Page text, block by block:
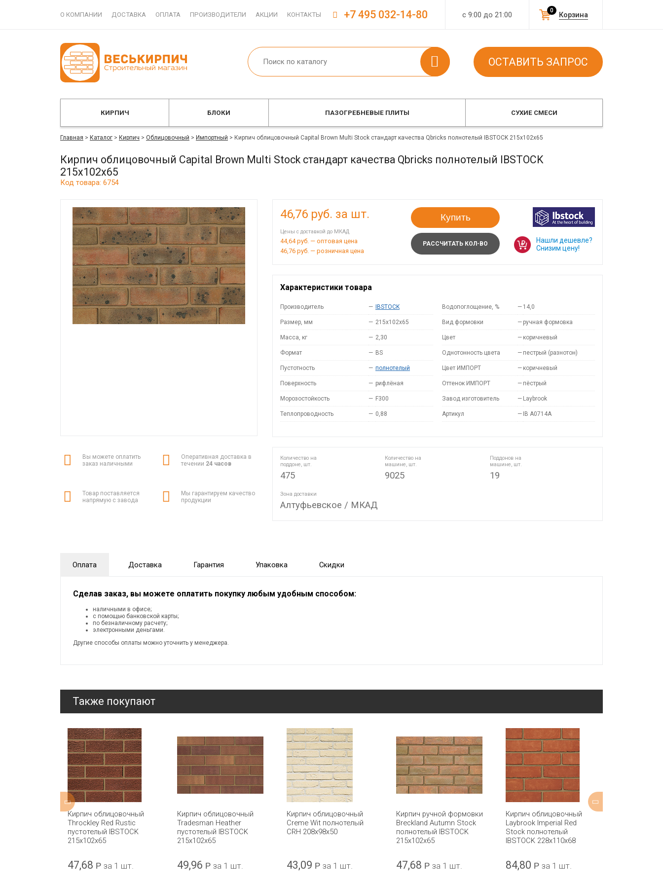
О КОМПАНИИ ДОСТАВКА ОПЛАТА ПРОИЗВОДИТЕЛИ АКЦИИ КОНТАКТЫ с 9:00 до 21:00 Корзина
0
+7 495 032-14-80
ОСТАВИТЬ ЗАПРОС
КИРПИЧ БЛОКИ ПАЗОГРЕБНЕВЫЕ ПЛИТЫ СУХИЕ СМЕСИ
Главная > Каталог > Кирпич > Облицовочный > Импортный > Кирпич облицовочный Capital Brown Multi Stock стандарт качества Qbricks полнотелый IBSTOCK 215x102x65
Кирпич облицовочный Capital Brown Multi Stock стандарт качества Qbricks полнотелый IBSTOCK
215x102x65
Код товара: 6754
Вы можете оплатить
заказ наличными
Оперативная доставка в
течении 24 часов
Товар поставляется
напрямую с завода
Мы гарантируем качество
продукции
46,76 руб. за шт.
Цены с доставкой до МКАД
44,64 руб. — оптовая цена
46,76 руб. — розничная цена
Купить
РАССЧИТАТЬ КОЛ-ВО
Нашли дешевле?
Снизим цену!
Характеристики товара
Производитель — IBSTOCK
Размер, мм — 215x102x65
Масса, кг — 2,30
Формат — BS
Пустотность — полнотелый
Поверхность — рифлёная
Морозостойкость — F300
Теплопроводность — 0,88
Водопоглощение, % — 14,0
Вид формовки — ручная формовка
Цвет — коричневый
Однотонность цвета — пестрый (разнотон)
Цвет ИМПОРТ — коричневый
Оттенок ИМПОРТ — пёстрый
Завод изготовитель — Laybrook
Артикул — IB A0714A
Количество на
поддоне, шт.
475
Количество на
машине, шт.
9025
Поддонов на
машине, шт.
19
Зона доставки
Алтуфьевское / МКАД
Оплата Доставка Гарантия Упаковка Скидки
Сделав заказ, вы можете оплатить покупку любым удобным способом:
наличными в офисе;
с помощью банковской карты;
по безналичному расчету;
электронными деньгами.
Другие способы оплаты можно уточнить у менеджера.
Также покупают
Кирпич облицовочный
Throckley Red Rustic
пустотелый IBSTOCK
215x102x65
47,68 Р за 1 шт.
Кирпич облицовочный
Tradesman Heather
пустотелый IBSTOCK
215x102x65
49,96 Р за 1 шт.
Кирпич облицовочный
Creme Wit полнотелый
CRH 208x98x50
43,09 Р за 1 шт.
Кирпич ручной формовки
Breckland Autumn Stock
полнотелый IBSTOCK
215x102x65
47,68 Р за 1 шт.
Кирпич облицовочный
Laybrook Imperial Red
Stock полнотелый
IBSTOCK 228x110x68
84,80 Р за 1 шт.